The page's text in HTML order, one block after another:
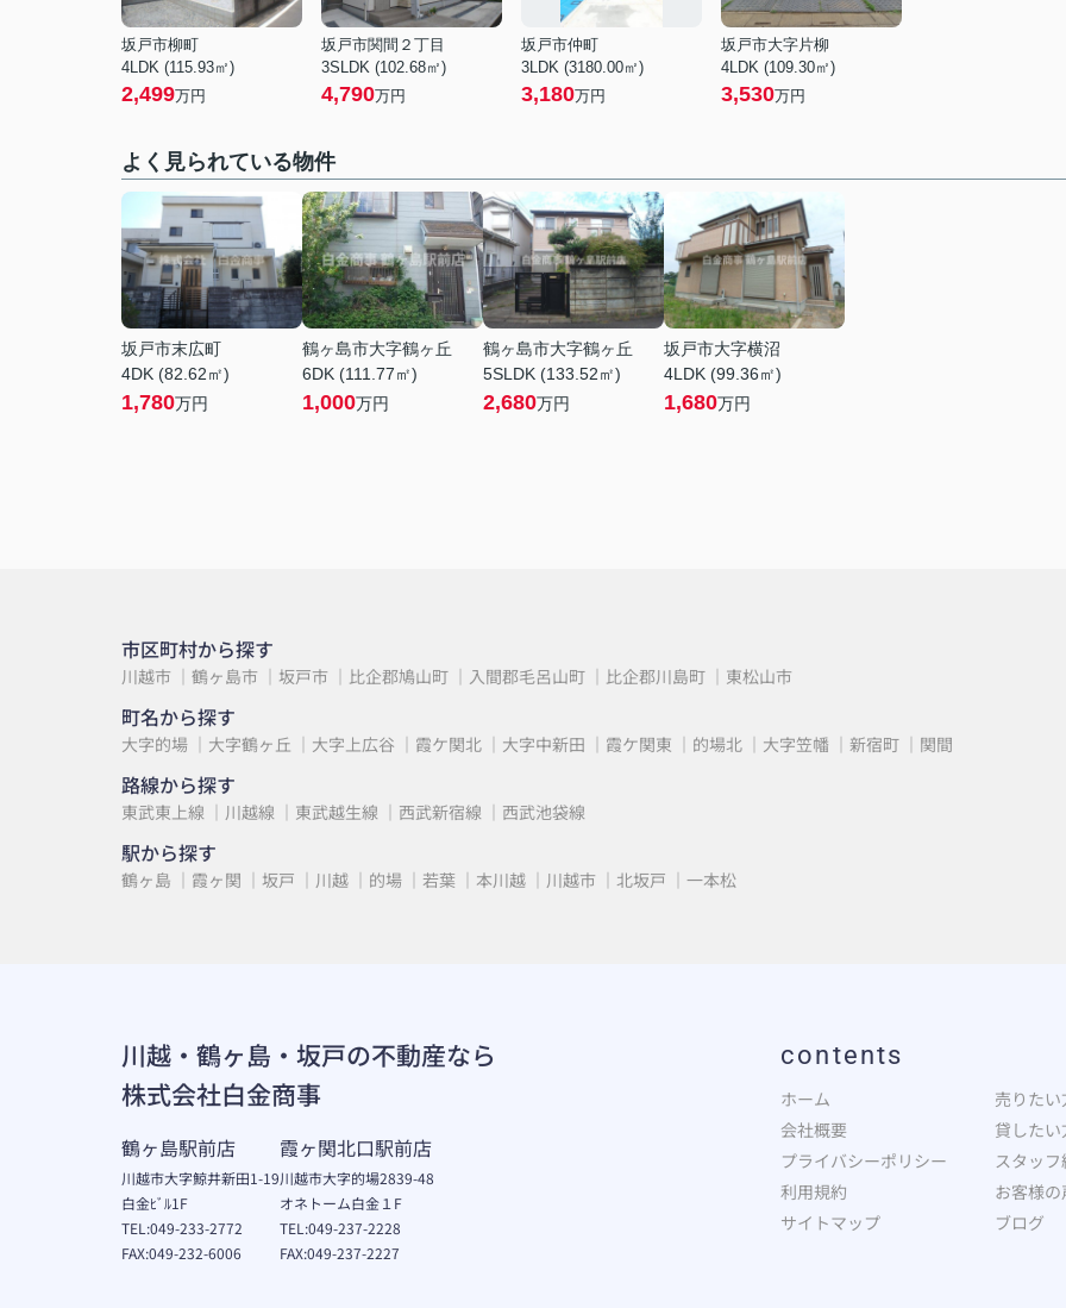
坂戸市柳町
4LDK (115.93㎡)
2,499万円
坂戸市関間２丁目
3SLDK (102.68㎡)
4,790万円
坂戸市仲町
3LDK (3180.00㎡)
3,180万円
坂戸市大字片柳
4LDK (109.30㎡)
3,530万円
よく見られている物件
坂戸市末広町
4DK (82.62㎡)
1,780万円
鶴ヶ島市大字鶴ヶ丘
6DK (111.77㎡)
1,000万円
鶴ヶ島市大字鶴ヶ丘
5SLDK (133.52㎡)
2,680万円
坂戸市大字横沼
4LDK (99.36㎡)
1,680万円
市区町村から探す
川越市 鶴ヶ島市 坂戸市 比企郡鳩山町 入間郡毛呂山町 比企郡川島町 東松山市
町名から探す
大字的場 大字鶴ヶ丘 大字上広谷 霞ケ関北 大字中新田 霞ケ関東 的場北 大字笠幡 新宿町 関間
路線から探す
東武東上線 川越線 東武越生線 西武新宿線 西武池袋線
駅から探す
鶴ヶ島 霞ヶ関 坂戸 川越 的場 若葉 本川越 川越市 北坂戸 一本松
川越・鶴ヶ島・坂戸の不動産なら
株式会社白金商事
鶴ヶ島駅前店
川越市大字鯨井新田1-19
白金ﾋﾞﾙ1F
TEL:049-233-2772
FAX:049-232-6006
霞ヶ関北口駅前店
川越市大字的場2839-48
オネトーム白金１F
TEL:049-237-2228
FAX:049-237-2227
contents
ホーム
売りたい
会社概要
貸したい
プライバシーポリシー
スタッ
利用規約
お客様の
サイトマップ
ブログ